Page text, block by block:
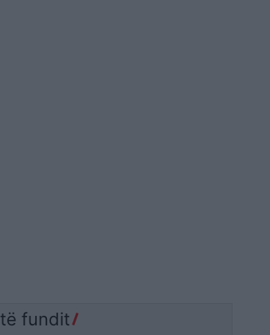
të fundit